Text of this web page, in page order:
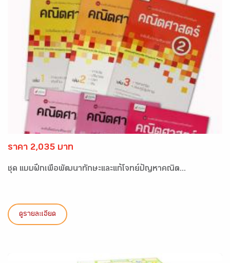
ราคา 2,035 บาท
ชุด แบบฝึกเพื่อพัฒนาทักษะและแก้โจทย์ปัญหาคณิต...
ดูรายละเอียด